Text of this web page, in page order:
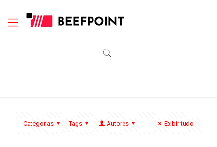
Categorias Tags Autores Exibir tudo